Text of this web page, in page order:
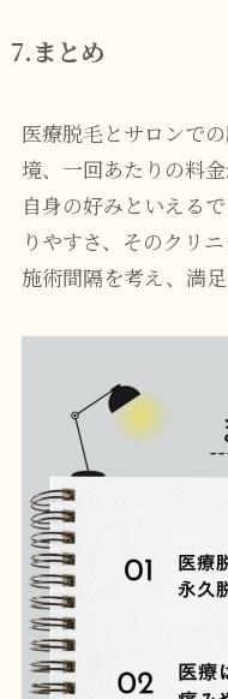
7.まとめ
医療脱毛とサロンで
境、一回あたりの料
自身の好みといえる
りやすさ、そのクリ
施術間隔を考え、満